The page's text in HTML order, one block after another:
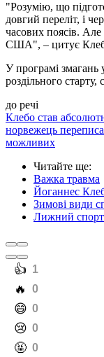
"Розумію, що
довгий переліт, і
часових поясів. Але
США", – цитує
У програмі
роздільного старту,
до речі
Клебо став
норвежець
можливих
Читайте ще:
Важка травма
Йоганнес
Зимові види
Лижний спорт
️👍 1
️🔥 0
️😄 0
️😢 0
️🤬 0